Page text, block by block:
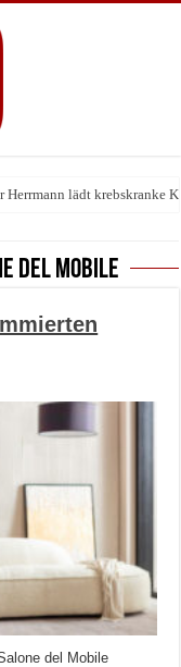
Herrmann lädt krebskranke
del Mobile
del Mobile